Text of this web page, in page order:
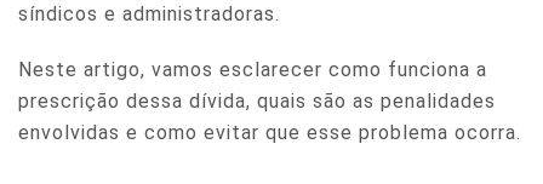
síndicos e administradoras.
Neste artigo, vamos esclarecer como funciona a
prescrição dessa dívida, quais são as penalidades
envolvidas e como evitar que esse problema ocorra.